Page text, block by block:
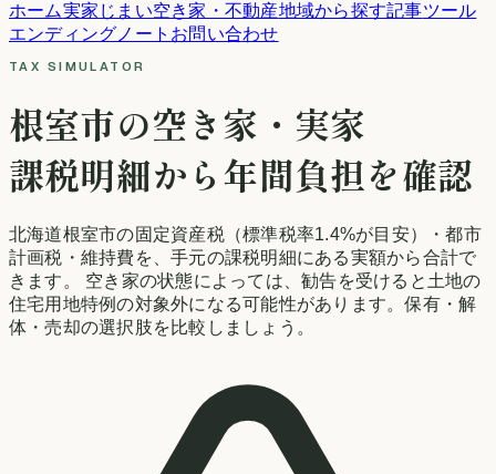
ホーム実家じまい空き家・不動産地域から探す記事ツール
エンディングノート お問い合わせ
TAX SIMULATOR
根室市の空き家・実家
課税明細から年間負担を確認
北海道根室市の固定資産税（標準税率1.4%が目安）
・都市
計画税・維持費を、手元の課税明細にある実額から合計で
きます。 空き家の状態によっては、勧告を受けると土地の
住宅用地特例の対象外になる可能性があります。保有・解
体・売却の選択肢を比較しましょう。